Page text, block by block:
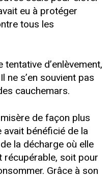
eu à protéger
tous les
d’enlèvement,
ne s’en souvient pas
cauchemars.
de façon plus
bénéficié de la
la décharge où elle
récupérable, soit pour
Grâce à son